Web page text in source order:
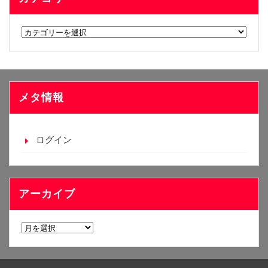
カ
リ
ー
メタ情報
ログイン
アーカイブ
ア